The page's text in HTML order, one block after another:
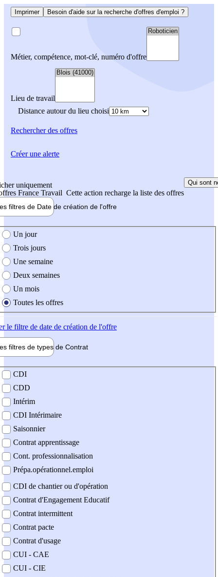
Imprimer Besoin d'aide sur la recherche d'offres d'emploi ?
Métier, compétence, mot-clé, numéro d'offre
Lieu de travail
Distance autour du lieu choisi
Rechercherdes offres
uniquement
France Travail Cette action recharge la liste des offres
Qui sont
filtres de Date de création de l'offre
création de l'offre
Un jour
Trois jours
Une semaine
Deux semaines
Un mois
Toutes les offres
le filtre de date de création de l'offre
filtres de types de Contrat
contrat
CDI
CDD
Intérim
CDI Intérimaire
Saisonnier
Contrat apprentissage
Cont. professionnalisation
Prépa.opérationnel.emploi
CDI de chantier ou d'opération
Contrat d'Engagement Educatif
Contrat intermittent
Contrat pacte
Contrat d'usage
CUI - CAE
CUI - CIE
Créer une alerte